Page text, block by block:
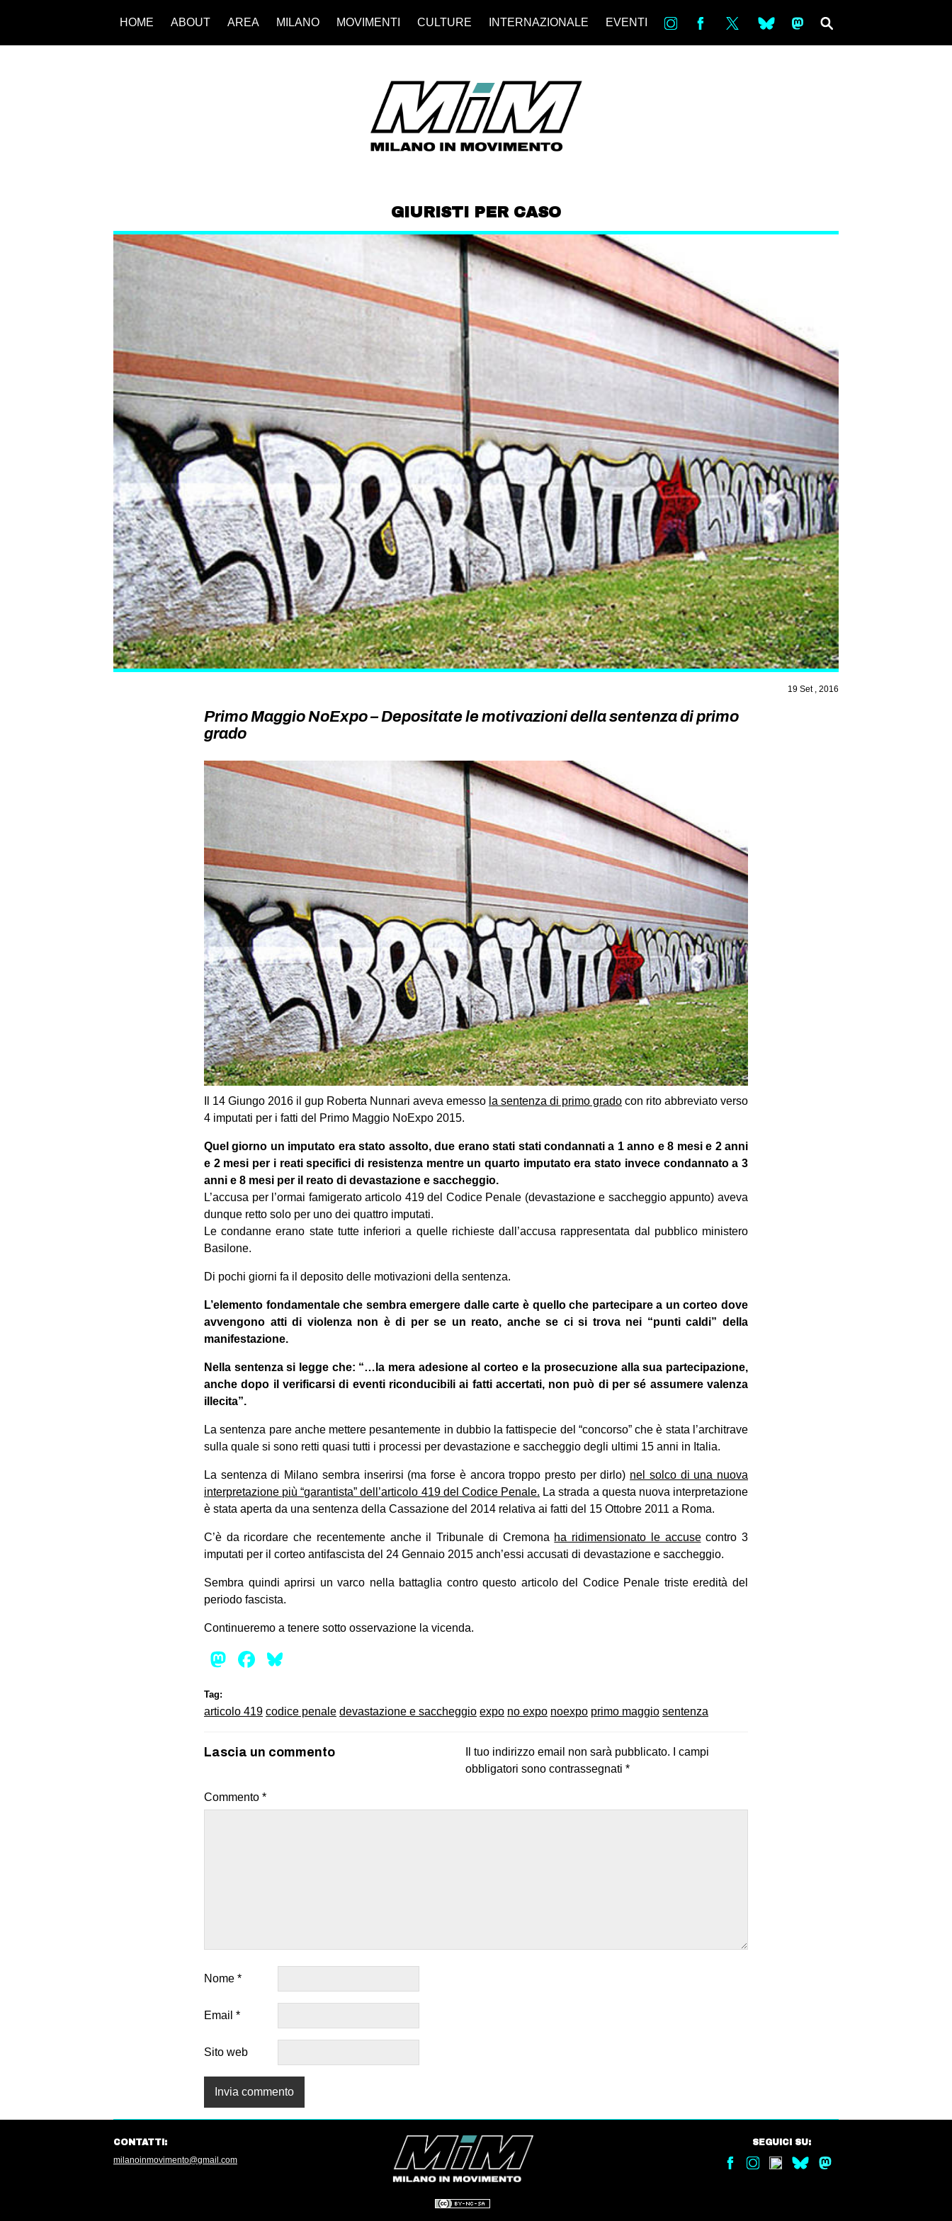
HOME ABOUT AREA MILANO MOVIMENTI CULTURE INTERNAZIONALE EVENTI in bsky ms
GIURISTI PER CASO
19 Set , 2016
Primo Maggio NoExpo – Depositate le motivazioni della sentenza di primo
grado
Il 14 Giungo 2016 il gup Roberta Nunnari aveva emesso la sentenza di primo grado con rito abbreviato verso
4 imputati per i fatti del Primo Maggio NoExpo 2015.
Quel giorno un imputato era stato assolto, due erano stati stati condannati a 1 anno e 8 mesi e 2 anni
e 2 mesi per i reati specifici di resistenza mentre un quarto imputato era stato invece condannato a 3
anni e 8 mesi per il reato di devastazione e saccheggio.
L’accusa per l’ormai famigerato articolo 419 del Codice Penale (devastazione e saccheggio appunto) aveva
dunque retto solo per uno dei quattro imputati.
Le condanne erano state tutte inferiori a quelle richieste dall’accusa rappresentata dal pubblico ministero
Basilone.
Di pochi giorni fa il deposito delle motivazioni della sentenza.
L’elemento fondamentale che sembra emergere dalle carte è quello che partecipare a un corteo dove
avvengono atti di violenza non è di per se un reato, anche se ci si trova nei “punti caldi” della
manifestazione.
Nella sentenza si legge che: “…la mera adesione al corteo e la prosecuzione alla sua partecipazione,
anche dopo il verificarsi di eventi riconducibili ai fatti accertati, non può di per sé assumere valenza
illecita”.
La sentenza pare anche mettere pesantemente in dubbio la fattispecie del “concorso” che è stata l’architrave
sulla quale si sono retti quasi tutti i processi per devastazione e saccheggio degli ultimi 15 anni in Italia.
La sentenza di Milano sembra inserirsi (ma forse è ancora troppo presto per dirlo) nel solco di una nuova
interpretazione più “garantista” dell’articolo 419 del Codice Penale. La strada a questa nuova interpretazione
è stata aperta da una sentenza della Cassazione del 2014 relativa ai fatti del 15 Ottobre 2011 a Roma.
C’è da ricordare che recentemente anche il Tribunale di Cremona ha ridimensionato le accusecontro 3
imputati per il corteo antifascista del 24 Gennaio 2015 anch’essi accusati di devastazione e saccheggio.
Sembra quindi aprirsi un varco nella battaglia contro questo articolo del Codice Penale triste eredità del
periodo fascista.
Continueremo a tenere sotto osservazione la vicenda.
Mastodon
Facebook
Tag:
articolo 419 codice penale devastazione e saccheggio expo no expo noexpo primo maggio sentenza
Lascia un commento Il tuo indirizzo email non sarà pubblicato.
I campi
obbligatori sono contrassegnati *
Commento *
Nome *
Email *
Sito web
CONTATTI:
milanoinmovimento@gmail.com
SEGUICI SU: